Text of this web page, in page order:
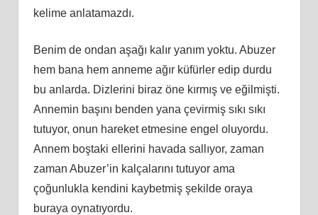
kelime anlatamazdı.
Benim de ondan aşağı kalır yanım yoktu. Abuzer
hem bana hem anneme ağır küfürler edip durdu
bu anlarda. Dizlerini biraz öne kırmış ve eğilmişti.
Annemin başını benden yana çevirmiş sıkı sıkı
tutuyor, onun hareket etmesine engel oluyordu.
Annem boştaki ellerini havada sallıyor, zaman
zaman Abuzer’in kalçalarını tutuyor ama
çoğunlukla kendini kaybetmiş şekilde oraya
buraya oynatıyordu.